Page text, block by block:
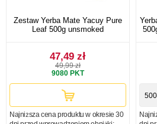
Zestaw Yerba Mate Yacuy Pure
Leaf 500g unsmoked
47,49 zł
49,99 zł
9080 PKT
Najniższa cena produktu w okresie 30